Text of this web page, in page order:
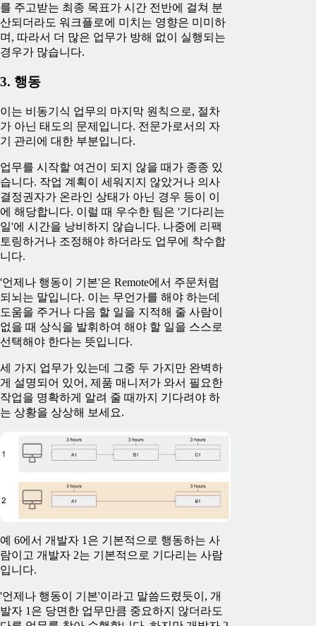
를 주고받는 최종 목표가 시간 전반에 걸쳐 분
산되더라도 워크플로에 미치는 영향은 미미하
며, 따라서 더 많은 업무가 방해 없이 실행되는
경우가 많습니다.
3. 행동
이는 비동기식 업무의 마지막 원칙으로, 절차
가 아닌 태도의 문제입니다. 전문가로서의 자
기 관리에 대한 부분입니다.
업무를 시작할 여건이 되지 않을 때가 종종 있
습니다. 작업 계획이 세워지지 않았거나 의사
결정권자가 온라인 상태가 아닌 경우 등이 이
에 해당합니다. 이럴 때 우수한 팀은 '기다리는
일'에 시간을 낭비하지 않습니다. 나중에 리팩
토링하거나 조정해야 하더라도 업무에 착수합
니다.
'언제나 행동이 기본'은 Remote에서 주문처럼
되뇌는 말입니다. 이는 무언가를 해야 하는데
도움을 주거나 다음 할 일을 지적해 줄 사람이
없을 때 상식을 발휘하여 해야 할 일을 스스로
선택해야 한다는 뜻입니다.
세 가지 업무가 있는데 그중 두 가지만 완벽하
게 설명되어 있어, 제품 매니저가 와서 필요한
작업을 명확하게 알려 줄 때까지 기다려야 하
는 상황을 상상해 보세요.
예 6에서 개발자 1은 기본적으로 행동하는 사
람이고 개발자 2는 기본적으로 기다리는 사람
입니다.
'언제나 행동이 기본'이라고 말씀드렸듯이, 개
발자 1은 당면한 업무만큼 중요하지 않더라도